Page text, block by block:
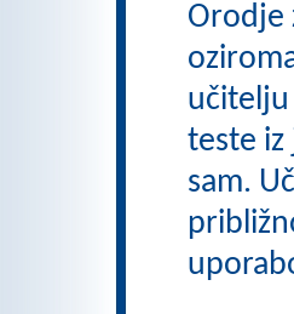
Orodje
učitelju
teste iz
sam.